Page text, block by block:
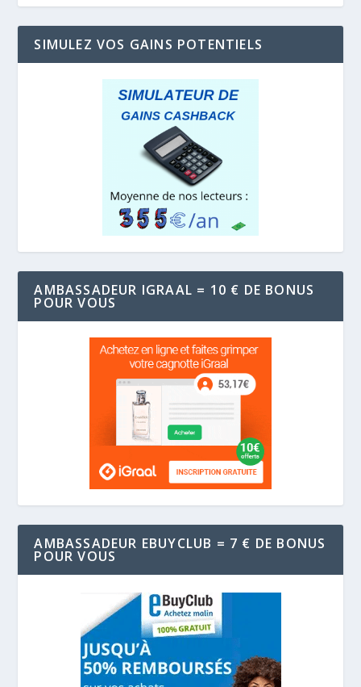
SIMULEZ VOS GAINS POTENTIELS
AMBASSADEUR IGRAAL = 10 € DE BONUS
POUR VOUS
AMBASSADEUR EBUYCLUB = 7 € DE BONUS
POUR VOUS